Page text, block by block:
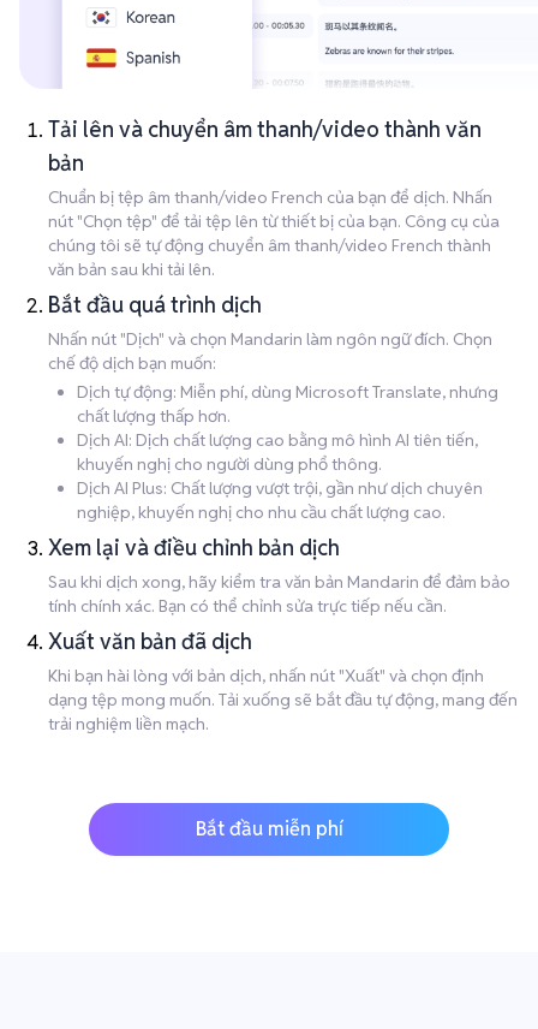
Tải lên và chuyển âm thanh/video thành văn
bản
Chuẩn bị tệp âm thanh/video French của bạn để dịch. Nhấn
nút "Chọn tệp" để tải tệp lên từ thiết bị của bạn. Công cụ của
chúng tôi sẽ tự động chuyển âm thanh/video French thành
văn bản sau khi tải lên.
Bắt đầu quá trình dịch
Nhấn nút "Dịch" và chọn Mandarin làm ngôn ngữ đích. Chọn
chế độ dịch bạn muốn:
Dịch tự động: Miễn phí, dùng Microsoft Translate, nhưng
chất lượng thấp hơn.
Dịch AI: Dịch chất lượng cao bằng mô hình AI tiên tiến,
khuyến nghị cho người dùng phổ thông.
Dịch AI Plus: Chất lượng vượt trội, gần như dịch chuyên
nghiệp, khuyến nghị cho nhu cầu chất lượng cao.
Xem lại và điều chỉnh bản dịch
Sau khi dịch xong, hãy kiểm tra văn bản Mandarin để đảm bảo
tính chính xác. Bạn có thể chỉnh sửa trực tiếp nếu cần.
Xuất văn bản đã dịch
Khi bạn hài lòng với bản dịch, nhấn nút "Xuất" và chọn định
dạng tệp mong muốn. Tải xuống sẽ bắt đầu tự động, mang đến
trải nghiệm liền mạch.
Bắt đầu miễn phí